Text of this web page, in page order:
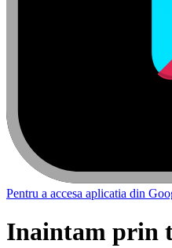
Pentru a accesa aplicatia din
Inaintam prin